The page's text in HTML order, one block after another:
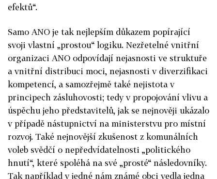
efektů“.
Samo ANO je tak nejlepším důkazem popírající
svoji vlastní „prostou“ logiku. Nezřetelné vnitřní
organizaci ANO odpovídají nejasnosti ve struktuře
a vnitřní distribuci moci, nejasnosti v diverzifikaci
kompetencí, a samozřejmě také nejistota v
principech zásluhovosti; tedy v propojování vlivu a
úspěchu jeho představitelů, jak se nejnověji ukázalo
v případě nástupnictví na ministerstvu pro místní
rozvoj. Také nejnovější zkušenost z komunálních
voleb svědčí o nepředvídatelnosti „politického
hnutí“, které spoléhá na své „prosté“ následovníky.
Tak například v jedné nám známé obci vedla jedna